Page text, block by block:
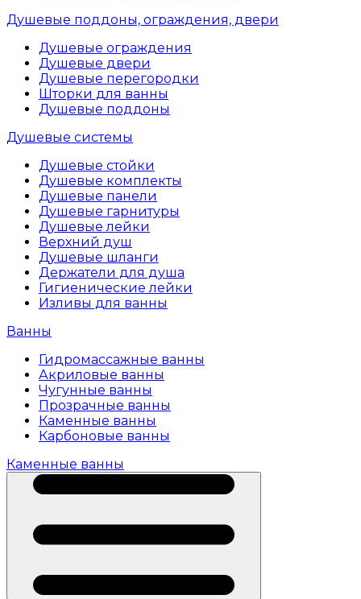
Душевые поддоны, ограждения, двери
Душевые ограждения
Душевые двери
Душевые перегородки
Шторки для ванны
Душевые поддоны
Душевые системы
Душевые стойки
Душевые комплекты
Душевые панели
Душевые гарнитуры
Душевые лейки
Верхний душ
Душевые шланги
Держатели для душа
Гигиенические лейки
Изливы для ванны
Ванны
Гидромассажные ванны
Акриловые ванны
Чугунные ванны
Прозрачные ванны
Каменные ванны
Карбоновые ванны
Каменные ванны